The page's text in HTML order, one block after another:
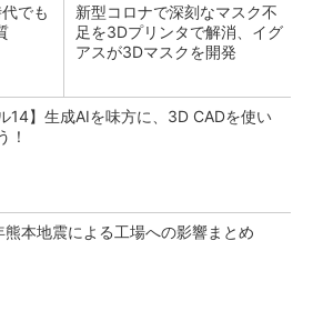
でも
新型コロナで深刻なマスク不
足を3Dプリンタで解消、イグ
アスが3Dマスクを開発
14】生成AIを味方に、3D CADを使い
！
熊本地震による工場への影響まとめ